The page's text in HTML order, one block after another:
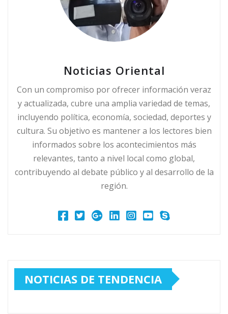
Noticias Oriental
Con un compromiso por ofrecer información veraz
y actualizada, cubre una amplia variedad de temas,
incluyendo política, economía, sociedad, deportes y
cultura. Su objetivo es mantener a los lectores bien
informados sobre los acontecimientos más
relevantes, tanto a nivel local como global,
contribuyendo al debate público y al desarrollo de la
región.
NOTICIAS DE TENDENCIA